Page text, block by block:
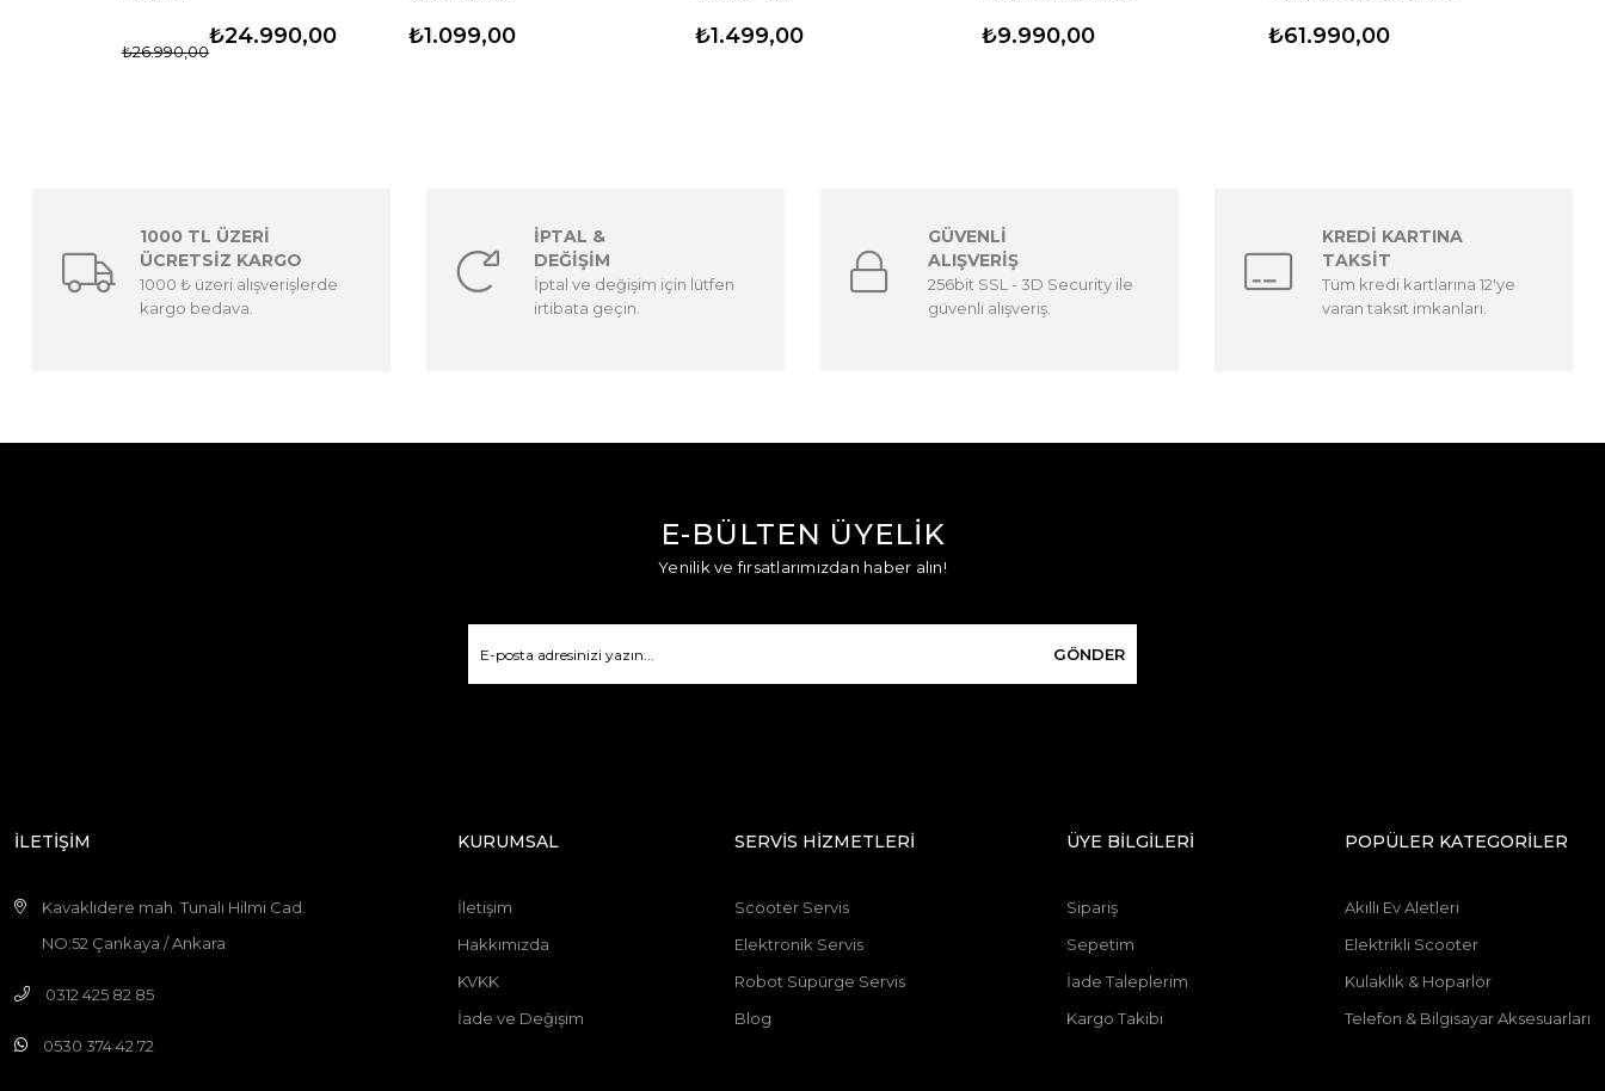
₺24.990,00
₺26.990,00
₺1.099,00 ₺1.499,00 ₺9.990,00 ₺61.990,00
1000 TL ÜZERİ
ÜCRETSİZ KARGO
1000 ₺ üzeri alışverişlerde
kargo bedava.
İPTAL &
DEĞİŞİM
İptal ve değişim için lütfen
irtibata geçin.
GÜVENLİ
ALIŞVERİŞ
256bit SSL - 3D Security ile
güvenli alışveriş.
KREDİ KARTINA
TAKSİT
Tüm kredi kartlarına 12'ye
varan taksit imkanları.
E-BÜLTEN ÜYELİK
Yenilik ve fırsatlarımızdan haber alın!
GÖNDER
İLETİŞİM
Kavaklıdere mah. Tunalı Hilmi Cad.
NO:52 Çankaya / Ankara
0312 425 82 85
0530 374 42 72
KURUMSAL
İletişim
Hakkımızda
KVKK
İade ve Değişim
SERVİS HİZMETLERİ
Scooter Servis
Elektronik Servis
Robot Süpürge Servis
Blog
ÜYE BİLGİLERİ
Sipariş
Sepetim
İade Taleplerim
Kargo Takibi
POPÜLER KATEGORİLER
Akıllı Ev Aletleri
Elektrikli Scooter
Kulaklık & Hoparlör
Telefon & Bilgisayar Aksesuarları